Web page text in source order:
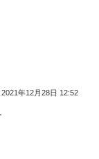
2021年12月28日 12:52